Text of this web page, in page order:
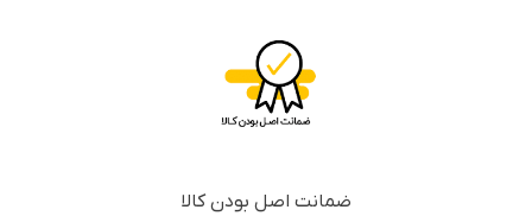
ضمانت اصل بودن کالا